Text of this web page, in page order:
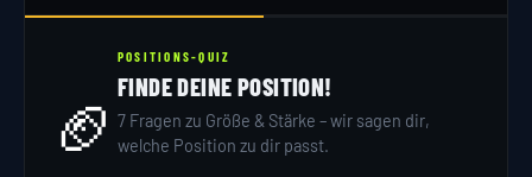
🏈
POSITIONS-QUIZ
FINDE DEINE POSITION!
7 Fragen zu Größe & Stärke – wir sagen dir,
welche Position zu dir passt.